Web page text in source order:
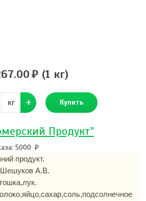
(1 кг)
кг Купить
Продукт"
5000
продукт.
А.В.